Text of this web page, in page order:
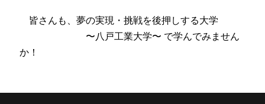
皆さんも、夢の実現・挑戦を後押しする大学
〜八戸工業大学〜 で学んでみません
か！